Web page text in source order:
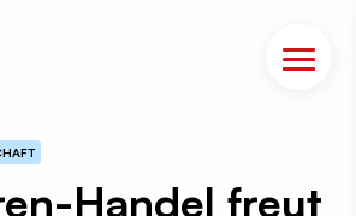
Handel freut